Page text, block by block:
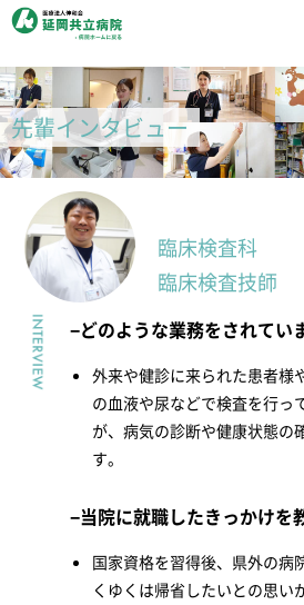
先輩インタビュー
臨床検査科
臨床検査技師
どのような業務をされてい
外来や健診に来られた患者様
の血液や尿などで検査を行っ
が、病気の診断や健康状態の
す。
当院に就職したきっかけを
国家資格を習得後、県外の病
くゆくは帰省したいとの思い